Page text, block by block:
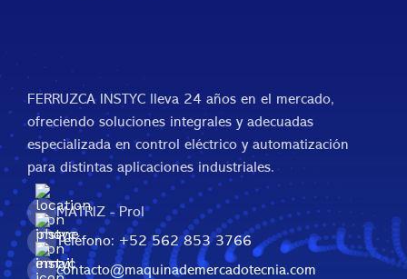
FERRUZCA INSTYC lleva 24 años en el mercado,
ofreciendo soluciones integrales y adecuadas
especializada en control eléctrico y automatización
para distintas aplicaciones industriales.
MATRIZ - Prol
Teléfono: +52 562 853 3766
contacto@maquinademercadotecnia.com